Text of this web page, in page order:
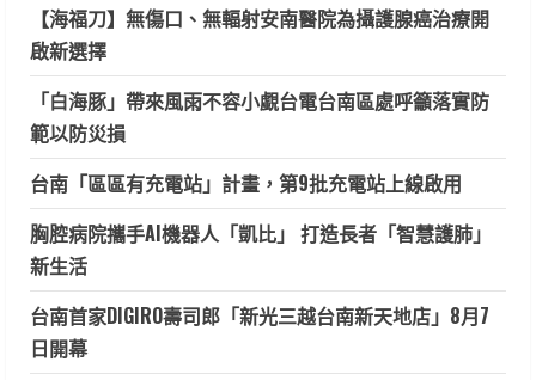
【海福刀】無傷口、無輻射安南醫院為攝護腺癌治療開
啟新選擇
「白海豚」帶來風雨不容小覷台電台南區處呼籲落實防
範以防災損
台南「區區有充電站」計畫，第9批充電站上線啟用
胸腔病院攜手AI機器人「凱比」 打造長者「智慧護肺」
新生活
台南首家DIGIRO壽司郎「新光三越台南新天地店」8月7
日開幕